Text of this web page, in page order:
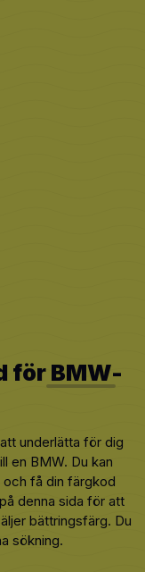
förBMW-
underlätta för dig
en BMW. Du kan
få din färgkod
denna sida för att
bättringsfärg. Du
sökning.